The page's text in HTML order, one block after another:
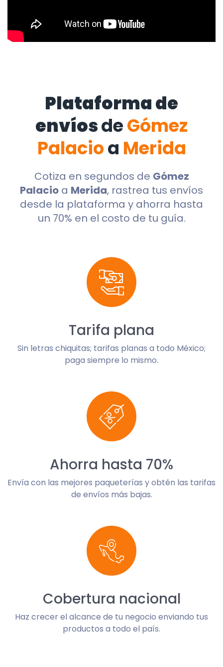
Plataforma de
envíosdeGómez
Palacioa Merida
Cotiza en segundos de Gómez
Palacio a Merida, rastrea tus envíos
desde la plataforma y ahorra hasta
un 70% en el costo de tu guía.
Tarifa plana
Sin letras chiquitas; tarifas planas a todo México;
paga siempre lo mismo.
Ahorra hasta 70%
Envía con las mejores paqueterías y obtén las tarifas
de envíos más bajas.
Cobertura nacional
Haz crecer el alcance de tu negocio enviando tus
productos a todo el país.